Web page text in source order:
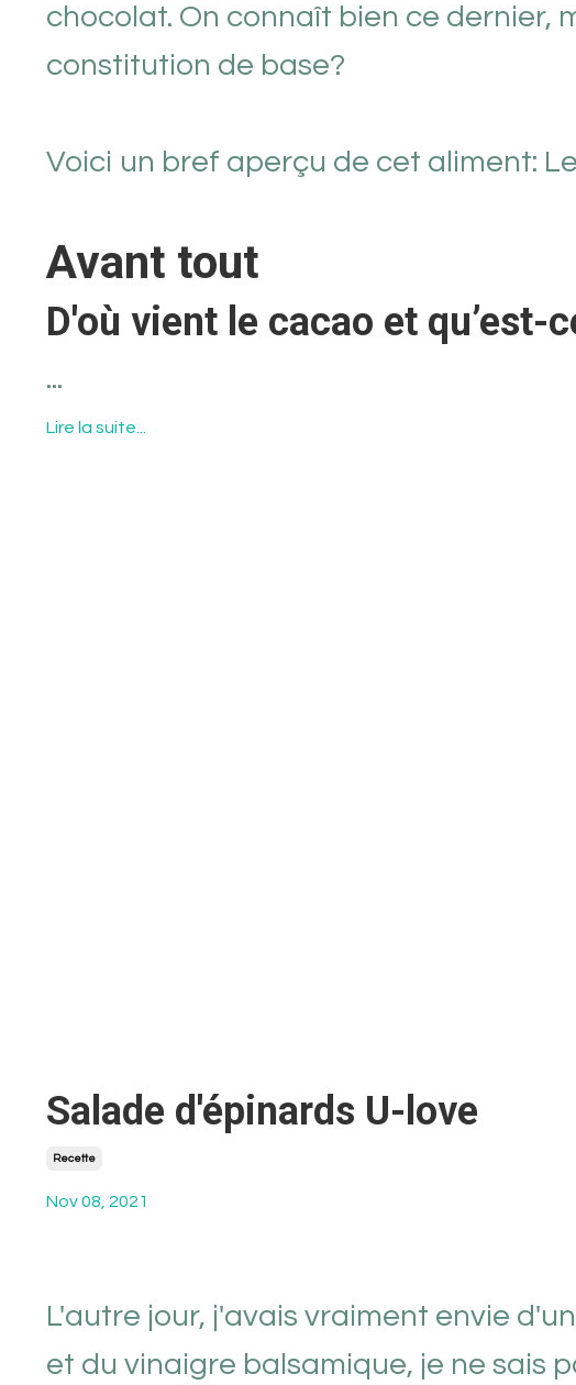
chocolat. On connaît bien ce dernier,
constitution de base?
Voici un bref aperçu de cet aliment:
Avant tout
D'où vient le cacao et qu’est-
...
Lire la suite...
Salade d'épinards U-love
Recette
Nov 08, 2021
L'autre jour, j'avais vraiment envie
et du vinaigre balsamique, je ne sais